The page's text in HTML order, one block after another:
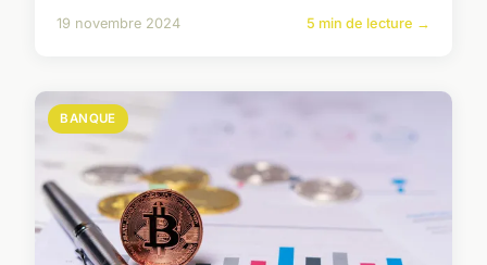
19 novembre 2024 5 min de lecture →
BANQUE